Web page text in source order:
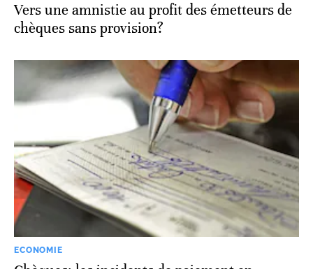
Vers une amnistie au profit des émetteurs de
chèques sans provision?
ECONOMIE